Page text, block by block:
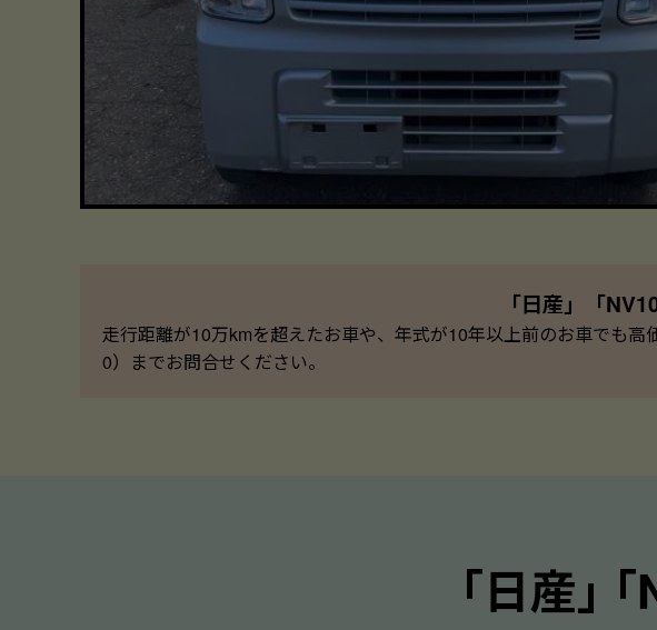
「日産」「
走行距離が10万kmを超えたお車や、年式が10年以上前のお車でも
0）までお問合せください。
｢日産｣